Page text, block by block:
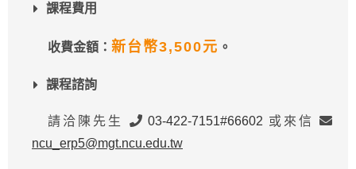
課程費用
收費金額： 新台幣3,500元 。
課程諮詢
請洽陳先生 03-422-7151#66602 或來信
ncu_erp5@mgt.ncu.edu.tw